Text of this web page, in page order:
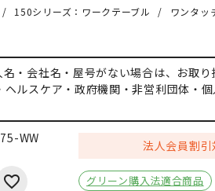
150シリーズ：ワークテーブル
ワンタッ
・会社名・屋号がない場合は、お取り
ルスケア・政府機関・非営利団体・
WW 法人会員割引
グリーン購入法適合商品